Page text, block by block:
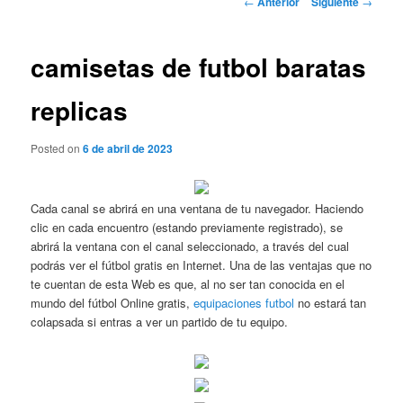
camisetas de futbol baratas
replicas
Posted on6 de abril de 2023
Cada canal se abrirá en una ventana de tu navegador. Haciendo
clic en cada encuentro (estando previamente registrado), se
abrirá la ventana con el canal seleccionado, a través del cual
podrás ver el fútbol gratis en Internet. Una de las ventajas que no
te cuentan de esta Web es que, al no ser tan conocida en el
mundo del fútbol Online gratis,equipaciones futbol no estará tan
colapsada si entras a ver un partido de tu equipo.